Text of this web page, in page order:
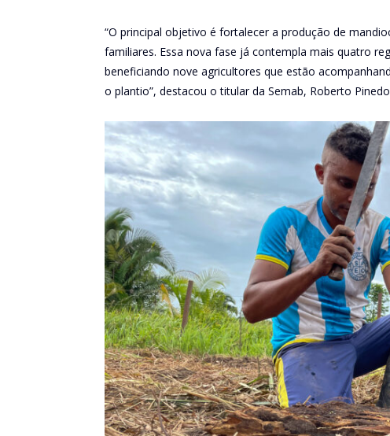
“O principal objetivo é fortalecer a produção de
familiares. Essa nova fase já contempla mais quatro
beneficiando nove agricultores que estão
o plantio”, destacou o titular da Semab, Roberto